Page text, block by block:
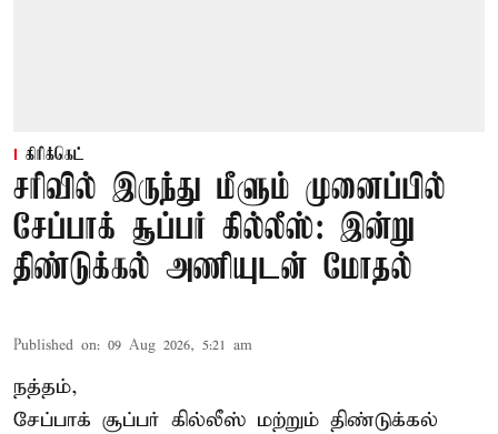
கிரிக்கெட்
சரிவில் இருந்து மீளும் முனைப்பில்
சேப்பாக் சூப்பர் கில்லீஸ்: இன்று
திண்டுக்கல் அணியுடன் மோதல்
Published on: 09 Aug 2026, 5:21 am
நத்தம்,
சேப்பாக் சூப்பர் கில்லீஸ் மற்றும் திண்டுக்கல்